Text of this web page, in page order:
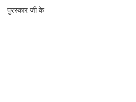
पुरस्कार जी के